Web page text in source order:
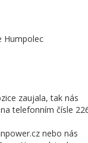
Humpolec
zaujala, tak nás
telefonním čísle
nebo nás